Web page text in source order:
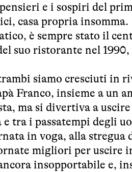
e i sospiri del
casa propria insomma.
è sempre stato il
suo ristorante nel
siamo cresciuti in
Franco, insieme a un
ma si divertiva a uscire
e tra i passatempi degli
in voga, alla stregua
migliori per uscire
insopportabile e,